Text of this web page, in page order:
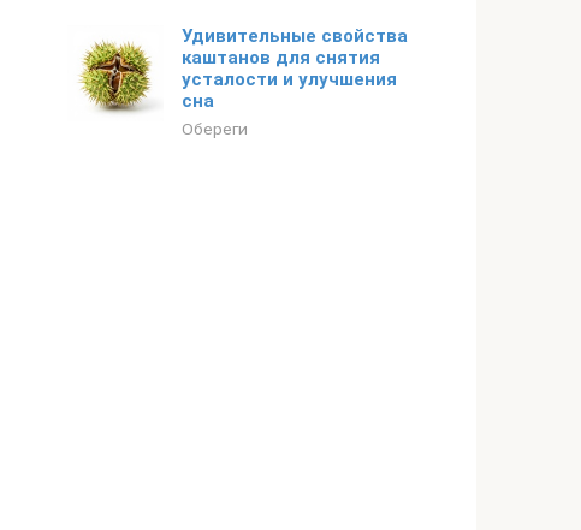
Удивительные свойства
каштанов для снятия
усталости и улучшения
сна
Обереги